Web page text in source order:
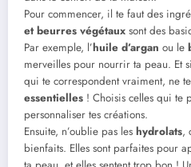
Pour commencer, il te faut des
et beurres végétaux sont des
Par exemple, l’huile d’argan ou le
merveilles pour nourrir ta peau. Et
qui te correspondent vraiment, ne
essentielles ! Choisis celles qui te
personnaliser tes créations.
Ensuite, n’oublie pas les hydrolats,
bienfaits. Elles sont parfaites pour